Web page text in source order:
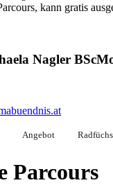
kann gratis
Nagler BSc
Angebot
Parcours